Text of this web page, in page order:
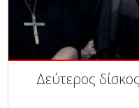
Δεύτερος